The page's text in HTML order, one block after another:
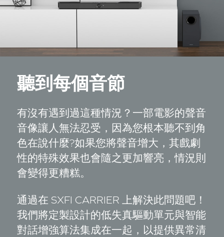
聽到每個音節
有沒有遇到過這種情況？一部電影的聲音
音像讓人無法忍受，因為您根本聽不到角
色在說什麼?如果您將聲音增大，其戲劇
性的特殊效果也會隨之更加響亮，情況則
會變得更糟糕。
通過在 SXFI CARRIER 上解決此問題吧！
我們將定製設計的低失真驅動單元與智能
對話增強算法集成在一起，以提供異常清